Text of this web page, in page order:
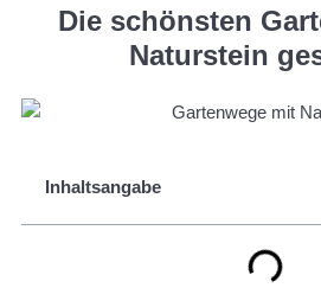
Die schönsten
Naturstein
Inhaltsangabe